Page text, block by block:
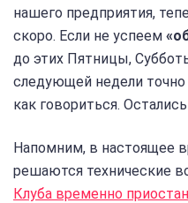
нашего предприятия,
скоро. Если не успеем
до этих Пятницы,
следующей недели
как говориться.
Напомним, в настоящее
решаются технические
Клуба временно